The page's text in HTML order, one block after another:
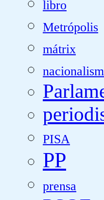
libro
Metrópolis
mátrix
PISA
PP
prensa